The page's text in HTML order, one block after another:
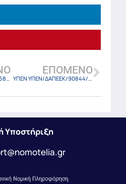
Κ.Υ.Α. ΥΠΕΝ/ΥΔΕΝ/91461/580/24 (ΦΕΚ-4931 Β/28-8-24)
ΕΠΌΜΕΝΟ
ΥΠΕΝ ΥΠΕΝ/ΔΑΠΕΕΚ/90844/2643/24 (ΦΕΚ 4937 Β/28-8-2024)
Υποστήριξη